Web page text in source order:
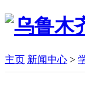
主页 新闻中心 >